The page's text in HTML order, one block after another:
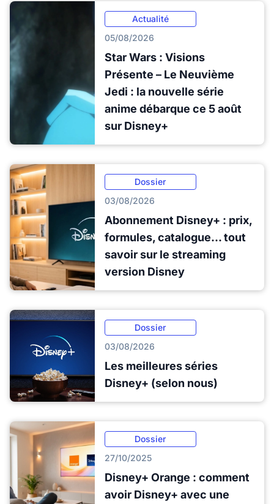
Actualité
05/08/2026
Star Wars : Visions
Présente – Le Neuvième
Jedi : la nouvelle série
anime débarque ce 5 août
sur Disney+
Dossier
03/08/2026
Abonnement Disney+ : prix,
formules, catalogue... tout
savoir sur le streaming
version Disney
Dossier
03/08/2026
Les meilleures séries
Disney+ (selon nous)
Dossier
27/10/2025
Disney+ Orange : comment
avoir Disney+ avec une